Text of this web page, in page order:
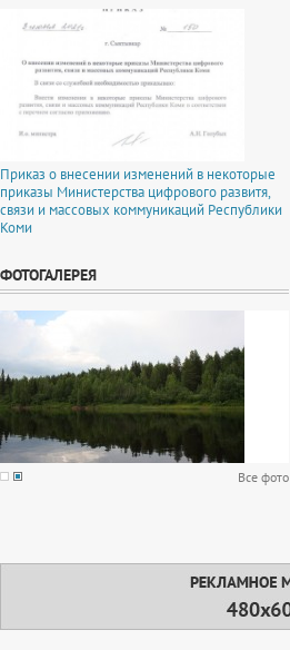
Приказ о внесении изменений в некоторые
приказы Министерства цифрового развитя,
связи и массовых коммуникаций Республики
Коми
ФОТОГАЛЕРЕЯ
Все фото